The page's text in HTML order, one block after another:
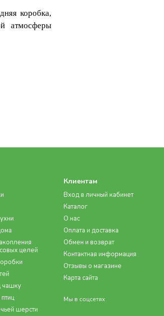
коробка,
атмосферы
целей
чашку
шерсти
Клиентам
Вход в личный кабинет
Каталог
О нас
Оплата и доставка
Обмен и возврат
Контактная информация
Отзывы о магазине
Карта сайта
Мы в соцсетях